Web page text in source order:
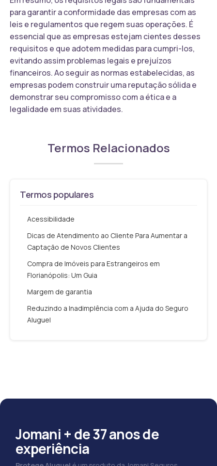
para garantir a conformidade das empresas com as
leis e regulamentos que regem suas operações. É
essencial que as empresas estejam cientes desses
requisitos e que adotem medidas para cumpri-los,
evitando assim problemas legais e prejuízos
financeiros. Ao seguir as normas estabelecidas, as
empresas podem construir uma reputação sólida e
demonstrar seu compromisso com a ética e a
legalidade em suas atividades.
Termos Relacionados
Termos populares
Acessibilidade
Dicas de Atendimento ao Cliente Para Aumentar a
Captação de Novos Clientes
Compra de Imóveis para Estrangeiros em
Florianópolis: Um Guia
Margem de garantia
Reduzindo a Inadimplência com a Ajuda do Seguro
Aluguel
Jomani + de 37 anos de
experiência